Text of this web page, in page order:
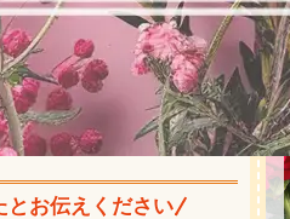
とお伝えください